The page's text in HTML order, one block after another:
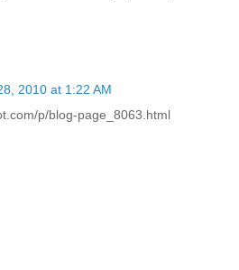
2010 at 1:22 AM
p/blog-page_8063.html